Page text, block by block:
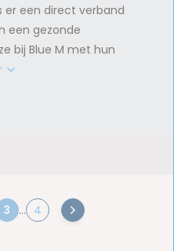
er een direct verband
een gezonde
bij Blue M met hun
3 ... 4